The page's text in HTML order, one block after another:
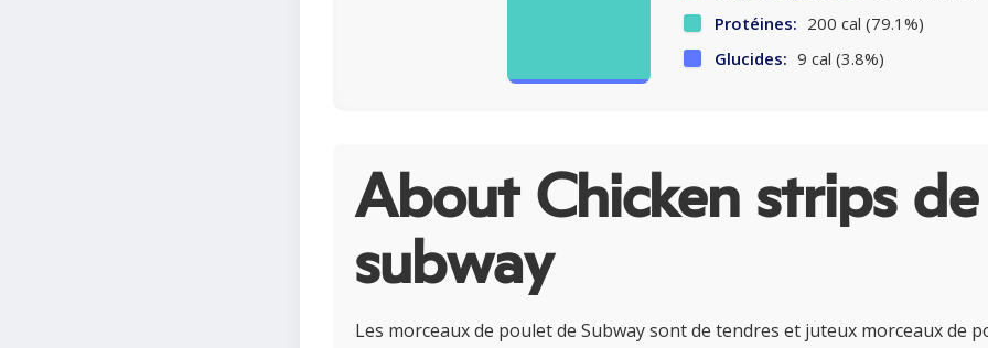
Protéines: 200 cal (79.1%)
Glucides: 9 cal (3.8%)
About Chicken strips de
subway
Les morceaux de poulet de Subway sont de tendres et juteux morceaux de